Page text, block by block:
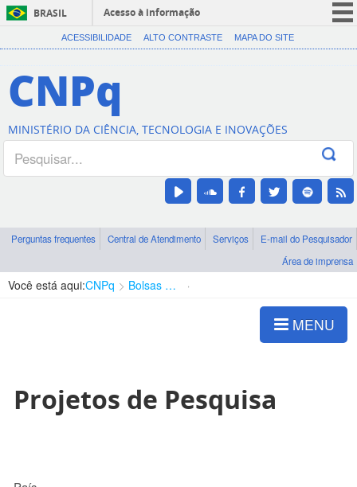
BRASIL
Acesso à informação
CORONAVÍRUS (COVID-19)
Canais
ACESSIBILIDADE ALTO CONTRASTE MAPA DO SITE
CNPq
MINISTÉRIO DA CIÊNCIA, TECNOLOGIA E INOVAÇÕES
Perguntas frequentes Central de Atendimento Serviços
E-mail do Pesquisador
Área de imprensa
Você está aqui:CNPq Bolsas e Auxílios Vigentes
MENU
Projetos de Pesquisa